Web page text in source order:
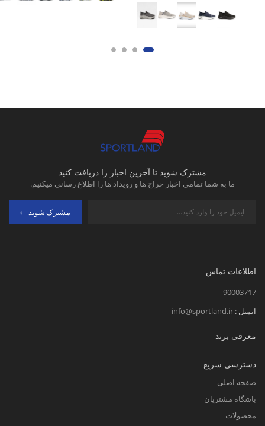
مشترک شوید تا آخرین اخبار را دریافت کنید
ما به شما تمامی اخبار حراج ها و رویداد ها را اطلاع رسانی میکنیم.
مشترک شوید
اطلاعات تماس
90003717
ایمیل : info@sportland.ir
معرفی برند
دسترسی سریع
صفحه اصلی
باشگاه مشتریان
محصولات